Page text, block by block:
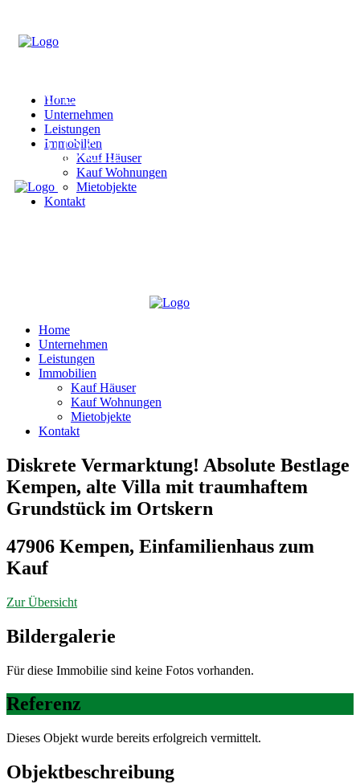
Home
Unternehmen
Leistungen
Immobilien
Kauf Häuser
Kauf Wohnungen
Mietobjekte
Kontakt
Home
Unternehmen
Leistungen
Immobilien
Kauf Häuser
Kauf Wohnungen
Mietobjekte
Kontakt
Diskrete Vermarktung! Absolute Bestlage
Kempen, alte Villa mit traumhaftem
Grundstück im Ortskern
47906 Kempen, Einfamilienhaus zum
Kauf
Zur Übersicht
Bildergalerie
Für diese Immobilie sind keine Fotos vorhanden.
Referenz
Dieses Objekt wurde bereits erfolgreich vermittelt.
Objekt­beschreibung